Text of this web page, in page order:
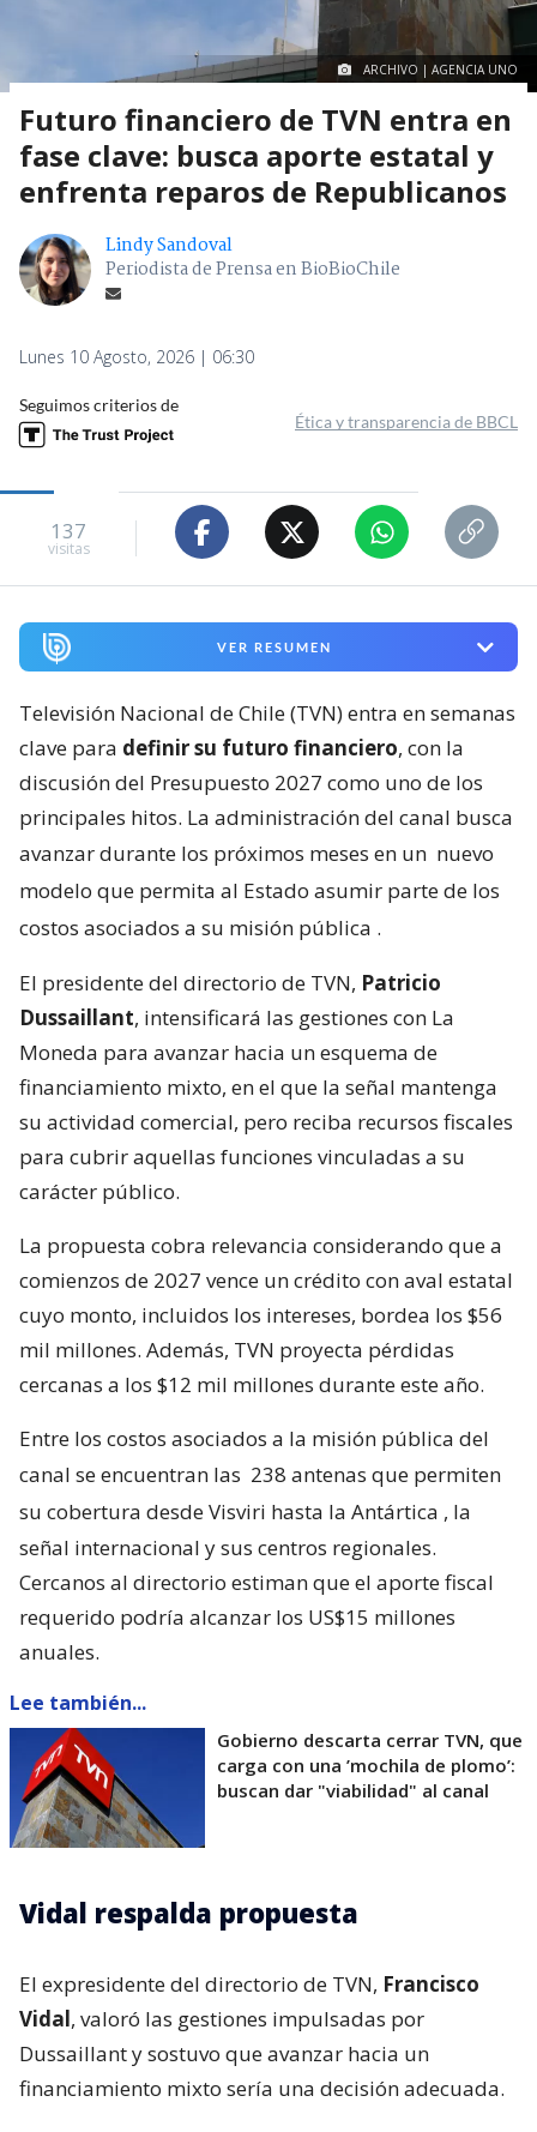
ARCHIVO | AGENCIA UNO
Futuro financiero de TVN entra en
fase clave: busca aporte estatal y
enfrenta reparos de Republicanos
Lindy Sandoval
Periodista de Prensa en BioBioChile
Lunes 10 Agosto, 2026 | 06:30
Seguimos criterios de
Ética y transparencia de BBCL
137
visitas
VER RESUMEN
Televisión Nacional de Chile (TVN) entra en semanas
clave para definir su futuro financiero, con la
discusión del Presupuesto 2027 como uno de los
principales hitos. La administración del canal busca
avanzar durante los próximos meses en un nuevo
modelo que permita al Estado asumir parte de los
costos asociados a su misión pública .
El presidente del directorio de TVN, Patricio
Dussaillant, intensificará las gestiones con La
Moneda para avanzar hacia un esquema de
financiamiento mixto, en el que la señal mantenga
su actividad comercial, pero reciba recursos fiscales
para cubrir aquellas funciones vinculadas a su
carácter público.
La propuesta cobra relevancia considerando que a
comienzos de 2027 vence un crédito con aval estatal
cuyo monto, incluidos los intereses, bordea los $56
mil millones. Además, TVN proyecta pérdidas
cercanas a los $12 mil millones durante este año.
Entre los costos asociados a la misión pública del
canal se encuentran las 238 antenas que permiten
su cobertura desde Visviri hasta la Antártica , la
señal internacional y sus centros regionales.
Cercanos al directorio estiman que el aporte fiscal
requerido podría alcanzar los US$15 millones
anuales.
Lee también...
Gobierno descarta cerrar TVN, que
carga con una ’mochila de plomo’:
buscan dar "viabilidad" al canal
Vidal respalda propuesta
El expresidente del directorio de TVN, Francisco
Vidal, valoró las gestiones impulsadas por
Dussaillant y sostuvo que avanzar hacia un
financiamiento mixto sería una decisión adecuada.